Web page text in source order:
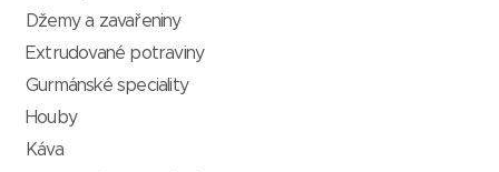
Džemy a zavařeniny
Extrudované potraviny
Gurmánské speciality
Houby
Káva